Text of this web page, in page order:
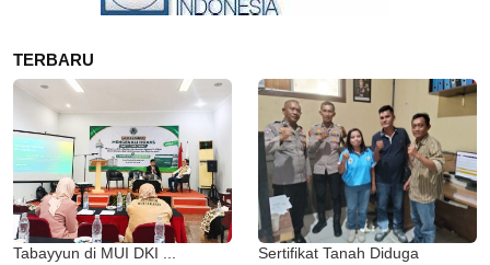
TERBARU
Tabayyun di MUI DKI ...
Sertifikat Tanah Diduga